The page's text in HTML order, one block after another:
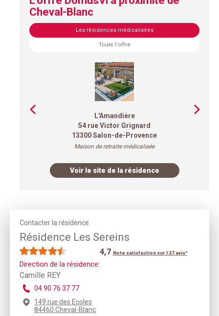
Cheval-Blanc
Les résidences médicalisées
Toute l'offre
L'Amandière
54 rue Victor Grignard
13300 Salon-de-Provence
Maison de retraite médicalisée
Voir le site de la résidence
Contacter la résidence
Résidence Les Sereins
4,7 Note satisfaction sur 127 avis*
Direction de la résidence:
Camille REY
04 90 76 37 77
149 rue des Ecoles
84460 Cheval-Blanc